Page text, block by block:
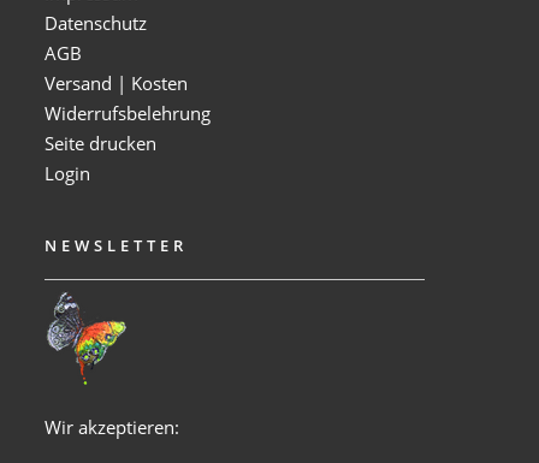
Datenschutz
AGB
Versand | Kosten
Widerrufsbelehrung
Seite drucken
Login
NEWSLETTER
Wir akzeptieren: